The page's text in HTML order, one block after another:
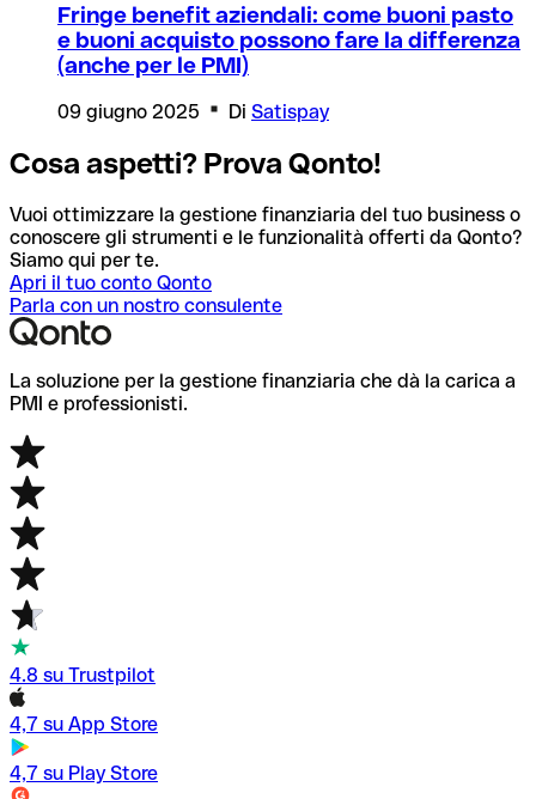
Fringe benefit aziendali: come buoni pasto
e buoni acquisto possono fare la differenza
(anche per le PMI)
09 giugno 2025 Di Satispay
Cosa aspetti? Prova Qonto!
Vuoi ottimizzare la gestione finanziaria del tuo business o
conoscere gli strumenti e le funzionalità offerti da Qonto?
Siamo qui per te.
Apri il tuo conto Qonto
Parla con un nostro consulente
La soluzione per la gestione finanziaria che dà la carica a
PMI e professionisti.
4.8 su Trustpilot
4,7 su App Store
4,7 su Play Store